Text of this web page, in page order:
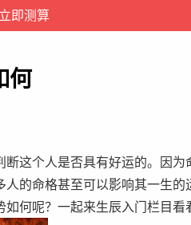
何
这个人是否具有好运的。因
的命格甚至可以影响其一生
何呢？一起来生辰入门栏目看